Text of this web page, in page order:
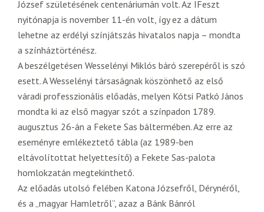
József születésének centenáriumán volt. Az IFeszt
nyitónapja is november 11-én volt, így ez a dátum
lehetne az erdélyi színjátszás hivatalos napja – mondta
a színháztörténész.
A beszélgetésen Wesselényi Miklós báró szerepéről is szó
esett. A Wesselényi társaságnak köszönhető az első
váradi professzionális előadás, melyen Kótsi Patkó János
mondta ki az első magyar szót a színpadon 1789.
augusztus 26-án a Fekete Sas báltermében. Az erre az
eseményre emlékeztető tábla (az 1989-ben
eltávolítottat helyettesítő) a Fekete Sas-palota
homlokzatán megtekinthető.
Az előadás utolsó felében Katona Józsefről, Dérynéről,
és a „magyar Hamletről”, azaz a Bánk Bánról